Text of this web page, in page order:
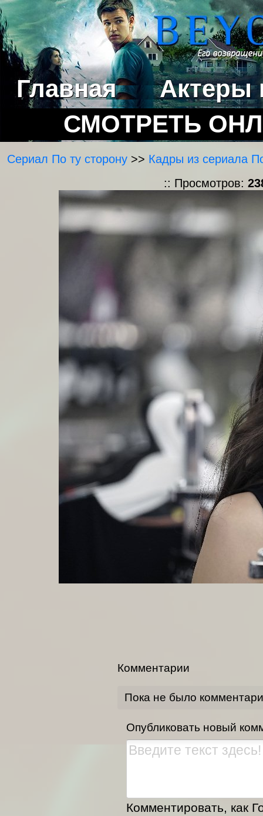
Главная
Актеры
СМОТРЕТЬ
Сериал По ту сторону >> Кадры из сериала
:: Просмотров:
Комментарии
Пока не было
Опубликовать новый
Комментировать, как